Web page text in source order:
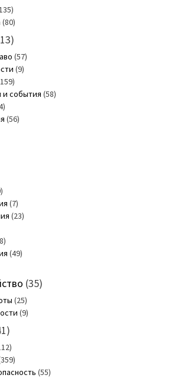
(80)
(57)
(9)
и события (58)
(56)
(7)
(23)
(49)
(35)
(25)
(9)
(55)